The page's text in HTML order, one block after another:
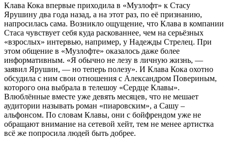
Клава Кока впервые приходила в «Музлофт» к Стасу
Ярушину два года назад, а на этот раз, по её признанию,
напросилась сама. Возникло ощущение, что Клава в компании
Стаса чувствует себя куда раскованнее, чем на серьёзных
«взрослых» интервью, например, у Надежды Стрелец. При
этом общение в «Музлофте» оказалось даже более
информативным. «Я обычно не лезу в личную жизнь, —
заявил Ярушин, — но теперь полезу». И Клава Кока охотно
обсудила с ним свои отношения с Александром Повериным,
которого она выбрала в телешоу «Сердце Клавы».
Влюблённые вместе уже девять месяцев, что не мешает
аудитории называть роман «пиаровским», а Сашу –
альфонсом. По словам Клавы, они с бойфрендом уже не
обращают внимание на сетевой хейт, тем не менее артистка
всё же попросила людей быть добрее.